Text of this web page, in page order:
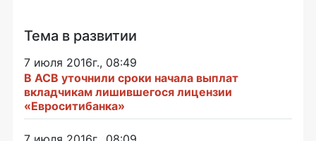
Тема в развитии
7 июля 2016г., 08:49
В АСВ уточнили сроки начала выплат
вкладчикам лишившегося лицензии
«Евроситибанка»